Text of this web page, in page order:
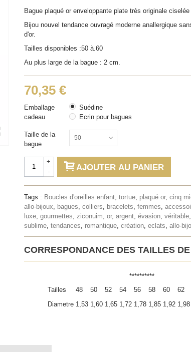
Bague plaqué or enveloppante plate très originale
Bijou nouvel tendance ouvragé moderne anallergique
d'or.
Tailles disponibles :50 à.60
Au plus large de la bague : 2 cm.
70,35 €
Emballage
cadeau
Suédine
Ecrin pour bagues
Taille de la
bague
50
-
+
AJOUTER AU PANIER
Tags : Boucles d'oreilles enfant, tortue, plaqué or, cinq
allo-bijoux, bagues, colliers, bracelets, femmes,
luxe, gourmettes, ziconuim, or, argent, évasion, véritable,
sublime, tendances, romantique, création, eclats, allo-
CORRESPONDANCE DES TAILLES
**********
Tailles
48 50 52 54 56 58 60 62
Diametre 1,53 1,60 1,65 1,72 1,78 1,85 1,92 1,98